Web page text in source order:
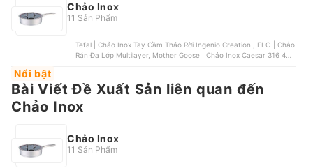
Chảo Inox
11 Sản Phẩm
Tefal | Chảo Inox Tay Cầm Tháo Rời Ingenio Creation , ELO | Chảo
Rán Đa Lớp Multilayer, Mother Goose | Chảo Inox Caesar 316 40
Nổi bật
Bài Viết Đề Xuất Sản liên quan đến
Chảo Inox
Chảo Inox
11 Sản Phẩm